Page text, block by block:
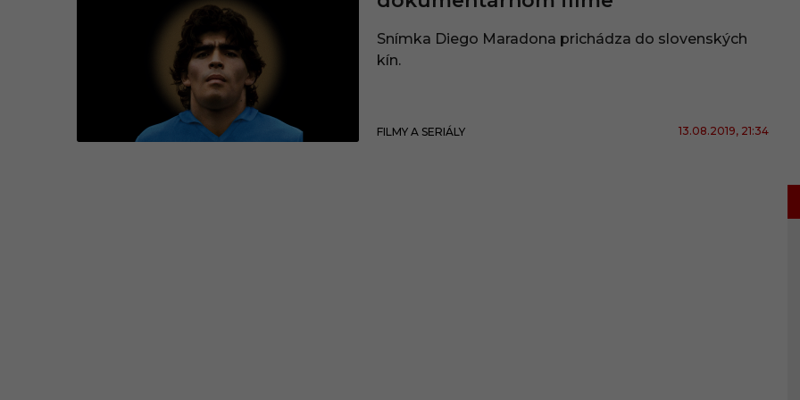
Snímka Diego Maradona prichádza do slovenských
kín.
FILMY A SERIÁLY 13.08.2019, 21:34